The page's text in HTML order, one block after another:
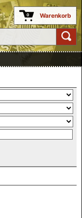
0 Warenkorb